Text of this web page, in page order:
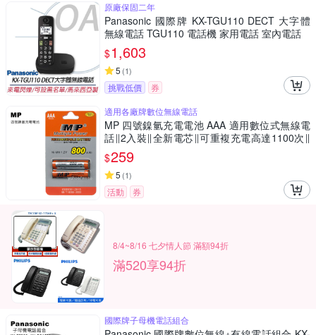
原廠保固二年
Panasonic 國際牌 KX-TGU110 DECT 大字體
無線電話 TGU110 電話機 家用電話 室內電話
$1,603
5 (1)
挑戰低價
券
適用各廠牌數位無線電話
MP 四號鎳氫充電電池 AAA 適用數位式無線電
話∥2入裝∥全新電芯∥可重複充電高達1100次∥
1.2V / 800mAh
$259
5 (1)
活動 券
8/4~8/16 七夕情人節 滿額94折
滿520享94折
國際牌子母機電話組合